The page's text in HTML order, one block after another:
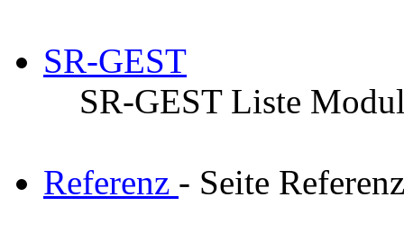
SR-GEST
SR-GEST Liste
Referenz - Seite